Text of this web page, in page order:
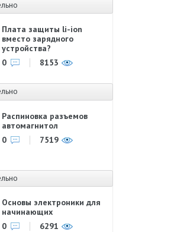
Плата защиты li-ion
вместо зарядного
устройства?
0
8153
Распиновка разъемов
автомагнитол
0
7519
Основы электроники для
начинающих
0
6291